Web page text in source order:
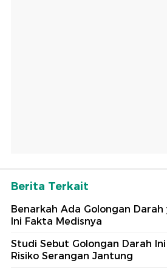
Berita Terkait
Benarkah Ada Golongan
Ini Fakta Medisnya
Studi Sebut Golongan Darah
Risiko Serangan Jantung